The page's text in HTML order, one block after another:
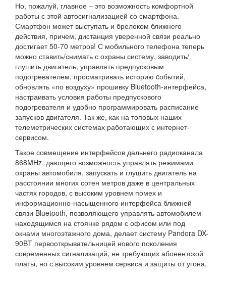
Но, пожалуй, главное – это возможность комфортной
работы с этой автосигнализацией со смартфона.
Смартфон может выступать и брелоком ближнего
действия, причем, дистанция уверенной связи реально
достигает 50-70 метров! С мобильного телефона теперь
можно ставить/снимать с охраны систему, заводить/
глушить двигатель, управлять предпусковым
подогревателем, просматривать историю cобытий,
обновлять «по воздуху» прошивку Bluetooth-интерфейса,
настраивать условия работы предпускового
подогревателя и удобно программировать расписание
запусков двигателя. Так же, как на топовых наших
телеметрических системах работающих с интернет-
сервисом.
Такое совмещение интерфейсов дальнего радиоканала
868MHz, дающего возможность управлять режимами
охраны автомобиля, запускать и глушить двигатель на
расстоянии многих сотен метров даже в центральных
частях городов, с высоким уровнем помех и
информационно-насыщенного интерфейса ближней
связи Bluetooth, позволяющего управлять автомобилем
находящимся на стоянке рядом с офисом или под
окнами многоэтажного дома, делает систему Pandora DX-
90BT первооткрывательницей нового поколения
современных сигнализаций, не требующих абонентской
платы, но с высоким уровнем сервиса и защиты от угона.